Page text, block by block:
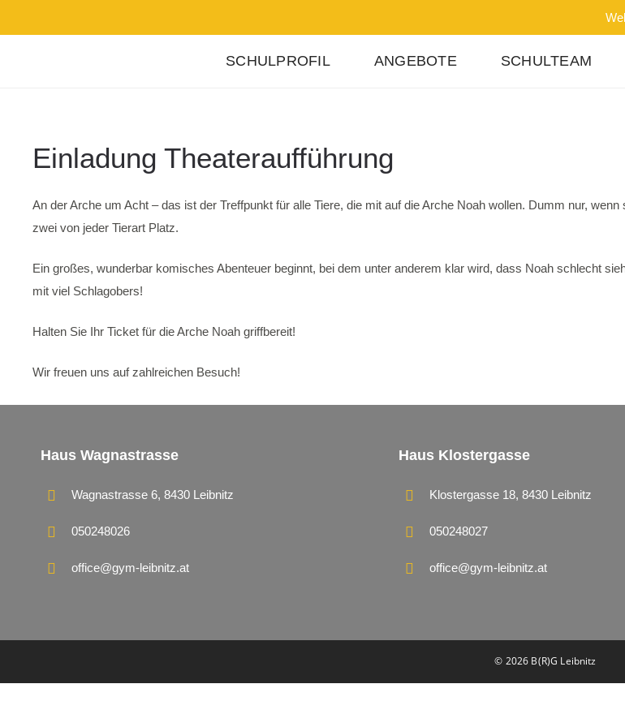
SCHULPROFIL ANGEBOTE SCHULTEAM
Einladung Theateraufführung
An der Arche um Acht – das ist der Treffpunkt für alle Tiere, die mit auf die Arche Noah wollen. Dumm nur,
zwei von jeder Tierart Platz.
Ein großes, wunderbar komisches Abenteuer beginnt, bei dem unter anderem klar wird, dass Noah schlecht
mit viel Schlagobers!
Halten Sie Ihr Ticket für die Arche Noah griffbereit!
Wir freuen uns auf zahlreichen Besuch!
Haus Wagnastrasse
Wagnastrasse 6, 8430 Leibnitz
050248026
office@gym-leibnitz.at
Haus Klostergasse
Klostergasse 18, 8430 Leibnitz
050248027
office@gym-leibnitz.at
© 2026 B(R)G Leibnitz